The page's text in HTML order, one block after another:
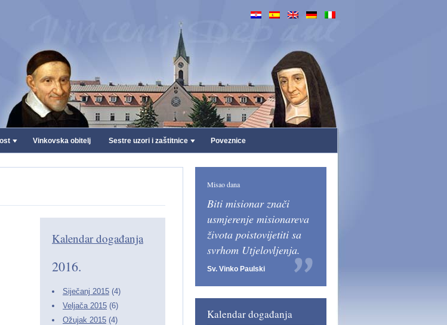
Vinkovska obitelj Sestre uzori i zaštitnice Poveznice
Kalendar događanja
2016.
Siječanj 2015 (4)
Veljača 2015 (6)
Ožujak 2015 (4)
Misao dana
Biti misionar znači
usmjerenje misionareva
života poistovijetiti sa
svrhom Utjelovljenja.
Sv. Vinko Paulski
Kalendar događanja